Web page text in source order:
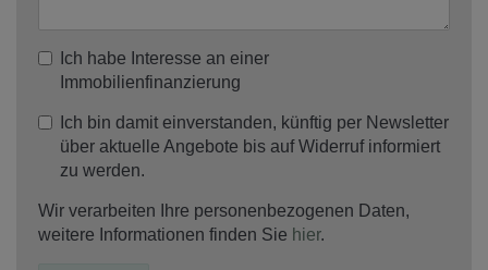
Ich habe Interesse an einer
Immobilienfinanzierung
Ich bin damit einverstanden, künftig per Newsletter
über aktuelle Angebote bis auf Widerruf informiert
zu werden.
Wir verarbeiten Ihre personenbezogenen Daten,
weitere Informationen finden Sie hier.